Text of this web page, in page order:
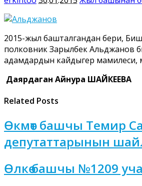
2015-жыл башталгандан бери,
полковник Зарылбек Альджанов
адамдардын кайдыгер мамилеси,
Даярдаган Айнура ШАЙКЕЕВА
Related Posts
Өкмөт башчы Темир
депутаттарынын
Өлкө башчы №1209